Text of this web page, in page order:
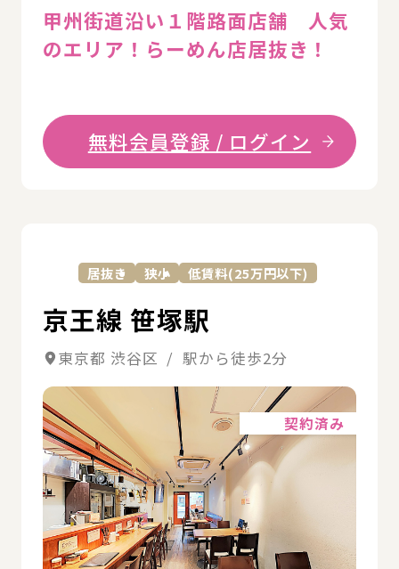
甲州街道沿い１階路面店舗 人気
のエリア！らーめん店居抜き！
無料会員登録 / ログイン
居抜き 狭小 低賃料(25万円以下)
京王線 笹塚駅
東京都 渋谷区 / 駅から徒歩2分
契約済み